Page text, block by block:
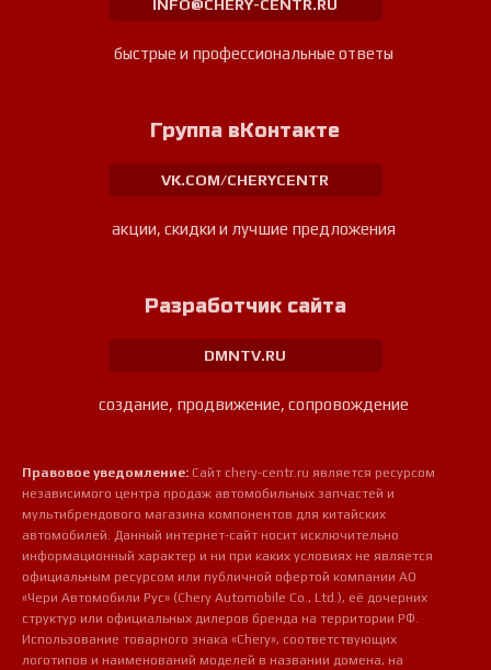
INFO@CHERY-CENTR.RU
быстрые и профессиональные ответы
Группа вКонтакте
VK.COM/CHERYCENTR
акции, скидки и лучшие предложения
Разработчик сайта
DMNTV.RU
создание, продвижение, сопровождение
Правовое уведомление: Сайт chery-centr.ru является ресурсом
независимого центра продаж автомобильных запчастей и
мультибрендового магазина компонентов для китайских
автомобилей. Данный интернет-сайт носит исключительно
информационный характер и ни при каких условиях не является
официальным ресурсом или публичной офертой компании АО
«Чери Автомобили Рус» (Chery Automobile Co., Ltd.), её дочерних
структур или официальных дилеров бренда на территории РФ.
Использование товарного знака «Chery», соответствующих
логотипов и наименований моделей в названии домена, на